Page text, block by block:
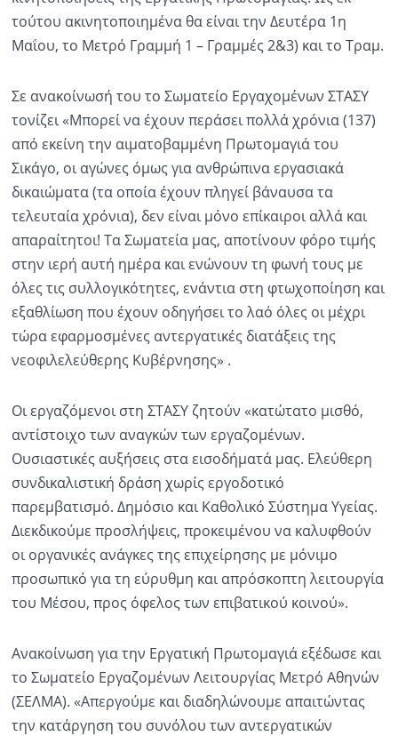
τούτου ακινητοποιημένα θα είναι την Δευτέρα 1η
Μαΐου, το Μετρό Γραμμή 1 – Γραμμές 2&3) και το Τραμ.
Σε ανακοίνωσή του το Σωματείο Εργαχομένων ΣΤΑΣΥ
τονίζει «Μπορεί να έχουν περάσει πολλά χρόνια (137)
από εκείνη την αιματοβαμμένη Πρωτομαγιά του
Σικάγο, οι αγώνες όμως για ανθρώπινα εργασιακά
δικαιώματα (τα οποία έχουν πληγεί βάναυσα τα
τελευταία χρόνια), δεν είναι μόνο επίκαιροι αλλά και
απαραίτητοι! Τα Σωματεία μας, αποτίνουν φόρο τιμής
στην ιερή αυτή ημέρα και ενώνουν τη φωνή τους με
όλες τις συλλογικότητες, ενάντια στη φτωχοποίηση και
εξαθλίωση που έχουν οδηγήσει το λαό όλες οι μέχρι
τώρα εφαρμοσμένες αντεργατικές διατάξεις της
νεοφιλελεύθερης Κυβέρνησης» .
Οι εργαζόμενοι στη ΣΤΑΣΥ ζητούν «κατώτατο μισθό,
αντίστοιχο των αναγκών των εργαζομένων.
Ουσιαστικές αυξήσεις στα εισοδήματά μας. Ελεύθερη
συνδικαλιστική δράση χωρίς εργοδοτικό
παρεμβατισμό. Δημόσιο και Καθολικό Σύστημα Υγείας.
Διεκδικούμε προσλήψεις, προκειμένου να καλυφθούν
οι οργανικές ανάγκες της επιχείρησης με μόνιμο
προσωπικό για τη εύρυθμη και απρόσκοπτη λειτουργία
του Μέσου, προς όφελος των επιβατικού κοινού».
Ανακοίνωση για την Εργατική Πρωτομαγιά εξέδωσε και
το Σωματείο Εργαζομένων Λειτουργίας Μετρό Αθηνών
(ΣΕΛΜΑ). «Απεργούμε και διαδηλώνουμε απαιτώντας
την κατάργηση του συνόλου των αντεργατικών